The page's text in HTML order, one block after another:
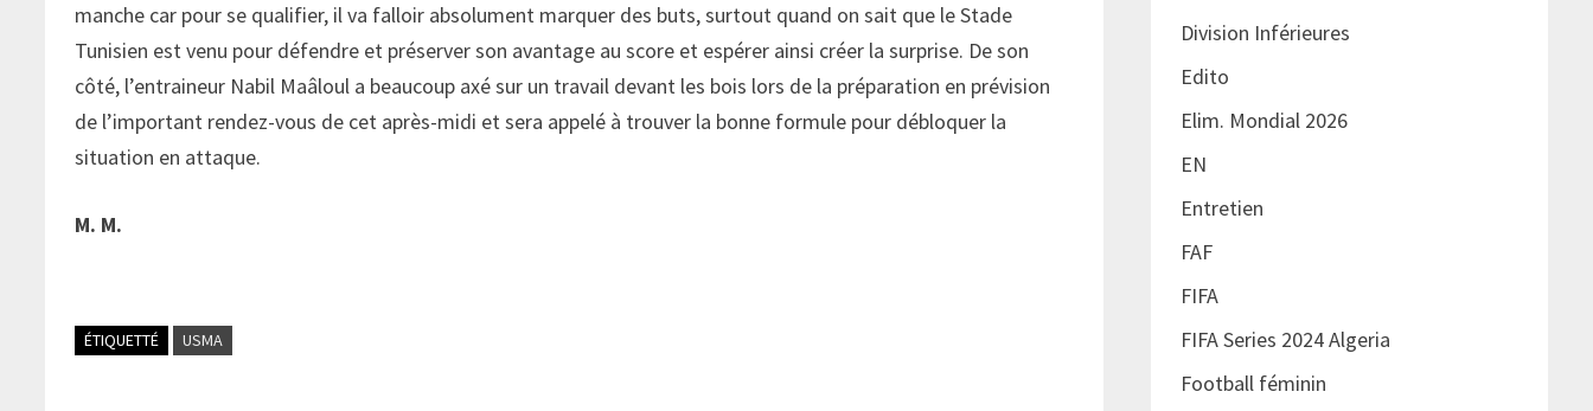
manche car pour se qualifier, il va falloir absolument marquer des buts, surtout quand on sait que le Stade
Tunisien est venu pour défendre et préserver son avantage au score et espérer ainsi créer la surprise. De son
côté, l’entraineur Nabil Maâloul a beaucoup axé sur un travail devant les bois lors de la préparation en prévision
de l’important rendez-vous de cet après-midi et sera appelé à trouver la bonne formule pour débloquer la
situation en attaque.
M. M.
ÉTIQUETTÉ USMA
Division Inférieures
Edito
Elim. Mondial 2026
EN
Entretien
FAF
FIFA
FIFA Series 2024 Algeria
Football féminin